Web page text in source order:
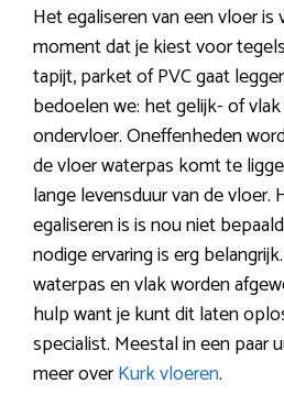
Het egaliseren van een vloer
moment dat je kiest voor
tapijt, parket of PVC gaat
bedoelen we: het gelijk- of
ondervloer. Oneffenheden
de vloer waterpas komt te
lange levensduur van de
egaliseren is is nou niet
nodige ervaring is erg
waterpas en vlak worden
hulp want je kunt dit laten
specialist. Meestal in een paar
meer overKurk vloeren.